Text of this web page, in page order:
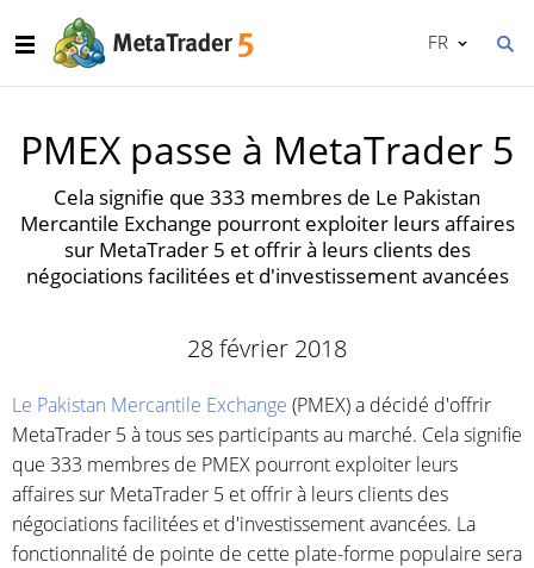
FR
PMEX passe à MetaTrader 5
Cela signifie que 333 membres de Le Pakistan
Mercantile Exchange pourront exploiter leurs affaires
sur MetaTrader 5 et offrir à leurs clients des
négociations facilitées et d'investissement avancées
28 février 2018
Le Pakistan Mercantile Exchange (PMEX) a décidé d'offrir
MetaTrader 5 à tous ses participants au marché. Cela signifie
que 333 membres de PMEX pourront exploiter leurs
affaires sur MetaTrader 5 et offrir à leurs clients des
négociations facilitées et d'investissement avancées. La
fonctionnalité de pointe de cette plate-forme populaire sera